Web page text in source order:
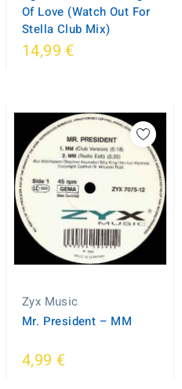
Of Love (Watch Out For
Stella Club Mix)
14,99 €
Zyx Music
Mr. President ‎– MM
4,99 €